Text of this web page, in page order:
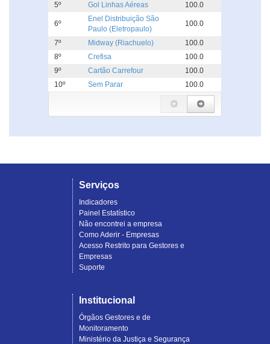
5º
Gol Linhas Aéreas 100.0
6º
Enel Distribuição São
Paulo (Eletropaulo)
100.0
7º Midway (Riachuelo)
100.0
8º
Crefisa
100.0
9º
Cartão Carrefour
100.0
10º
Sem Parar 100.0
Serviços
Indicadores
Painel Estatístico
Não encontrei a empresa
Como Aderir - Empresas
Acesso Restrito para Gestores e
Empresas
Suporte
Institucional
Órgãos Gestores e de
Monitoramento
Ministério da Justiça e Segurança